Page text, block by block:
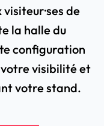
de
la halle du
configuration
visibilité et
votre stand.